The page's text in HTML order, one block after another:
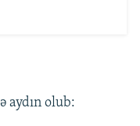
aydın olub: